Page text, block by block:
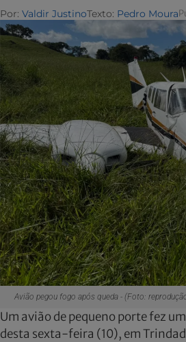
Por: Valdir JustinoTexto: Pedro Moura
Avião pegou fogo após queda - (Foto:
Um avião de pequeno porte fez
desta sexta-feira (10), em